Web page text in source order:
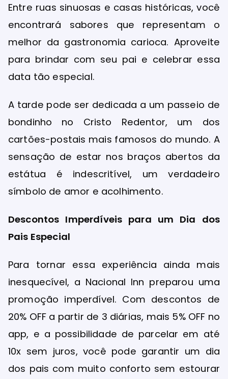
Entre ruas sinuosas e casas históricas, você
encontrará sabores que representam o
melhor da gastronomia carioca. Aproveite
para brindar com seu pai e celebrar essa
data tão especial.
A tarde pode ser dedicada a um passeio de
bondinho no Cristo Redentor, um dos
cartões-postais mais famosos do mundo. A
sensação de estar nos braços abertos da
estátua é indescritível, um verdadeiro
símbolo de amor e acolhimento.
Descontos Imperdíveis para um Dia dos
Pais Especial
Para tornar essa experiência ainda mais
inesquecível, a Nacional Inn preparou uma
promoção imperdível. Com descontos de
20% OFF a partir de 3 diárias, mais 5% OFF no
app, e a possibilidade de parcelar em até
10x sem juros, você pode garantir um dia
dos pais com muito conforto sem estourar